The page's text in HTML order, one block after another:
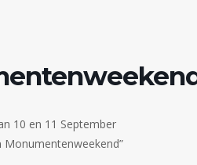
10 en 11 September
Monumentenweekend”